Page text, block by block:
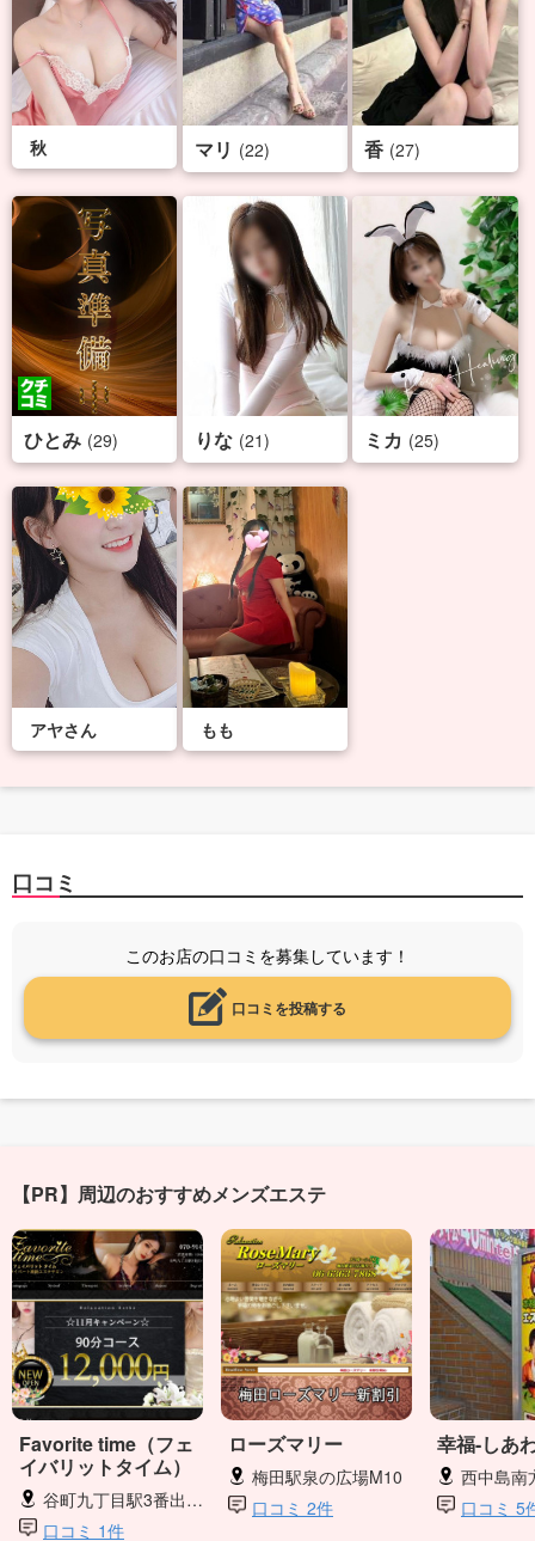
秋 マリ (22) 香 (27)
ひとみ (29) りな (21) ミカ (25)
アヤさん もも
口コミ
このお店の口コミを募集しています！
口コミを投稿する
【PR】周辺のおすすめメンズエステ
Favorite time（フェ
イバリットタイム）
谷町九丁目駅3番出口徒歩1分
口コミ 1件
ローズマリー
梅田駅泉の広場M10
口コミ 2件
幸福-しあ
西中島南
口コミ 5